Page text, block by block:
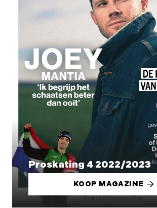
Proskating 4 2022/2023
KOOP MAGAZINE